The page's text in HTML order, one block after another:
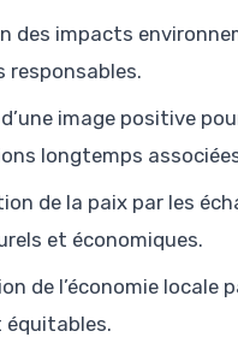
des impacts
responsables.
image positive
longtemps
de la paix par les
et économiques.
de l’économie locale